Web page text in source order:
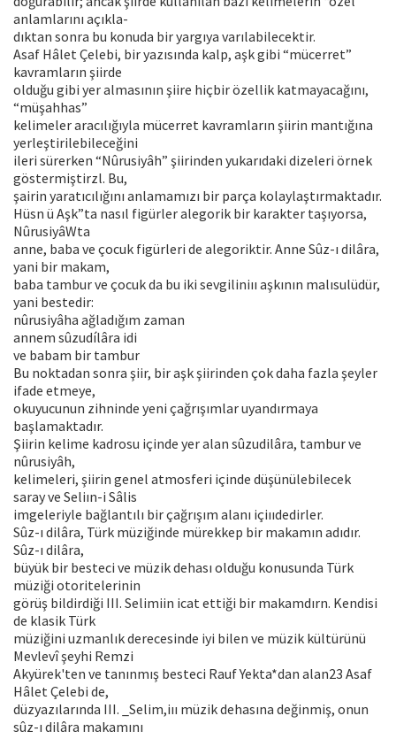
anlamlarını açıkla-
dıktan sonra bu konuda bir yargıya varılabilecektir.
Asaf Hâlet Çelebi, bir yazısında kalp, aşk gibi “mücerret”
kavramların şiirde
olduğu gibi yer almasının şiire hiçbir özellik katmayacağını,
“müşahhas”
kelimeler aracılığıyla mücerret kavramların şiirin mantığına
yerleştirilebileceğini
ileri sürerken “Nûrusiyâh” şiirinden yukarıdaki dizeleri örnek
göstermiştirzl. Bu,
şairin yaratıcılığını anlamamızı bir parça kolaylaştırmaktadır.
Hüsn ü Aşk”ta nasıl figürler alegorik bir karakter taşıyorsa,
NûrusiyâWta
anne, baba ve çocuk figürleri de alegoriktir. Anne Sûz-ı dilâra,
yani bir makam,
baba tambur ve çocuk da bu iki sevgiliniıı aşkının malısulüdür,
yani bestedir:
nûrusiyâha ağladığım zaman
annem sûzudílâra idi
ve babam bir tambur
Bu noktadan sonra şiir, bir aşk şiirinden çok daha fazla şeyler
ifade etmeye,
okuyucunun zihninde yeni çağrışımlar uyandırmaya
başlamaktadır.
Şiirin kelime kadrosu içinde yer alan sûzudilâra, tambur ve
nûrusiyâh,
kelimeleri, şiirin genel atmosferi içinde düşünülebilecek
saray ve Seliın-i Sâlis
imgeleriyle bağlantılı bir çağrışım alanı içiııdedirler.
Sûz-ı dilâra, Türk müziğinde mürekkep bir makamın adıdır.
Sûz-ı dilâra,
büyük bir besteci ve müzik dehası olduğu konusunda Türk
müziği otoritelerinin
görüş bildirdiği III. Selimiin icat ettiği bir makamdırn. Kendisi
de klasik Türk
müziğini uzmanlık derecesinde iyi bilen ve müzik kültürünü
Mevlevî şeyhi Remzi
Akyürek'ten ve tanınmış besteci Rauf Yekta*dan alan23 Asaf
Hâlet Çelebi de,
düzyazılarında III. _Selim,iıı müzik dehasına değinmiş, onun
sûz-ı dilâra makamını